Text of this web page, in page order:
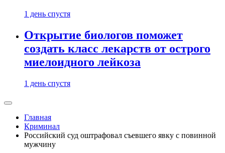
1 день спустя
Открытие биологов поможет
создать класс лекарств от острого
миелоидного лейкоза
1 день спустя
Главная
Криминал
Российский суд оштрафовал съевшего явку с повинной
мужчину